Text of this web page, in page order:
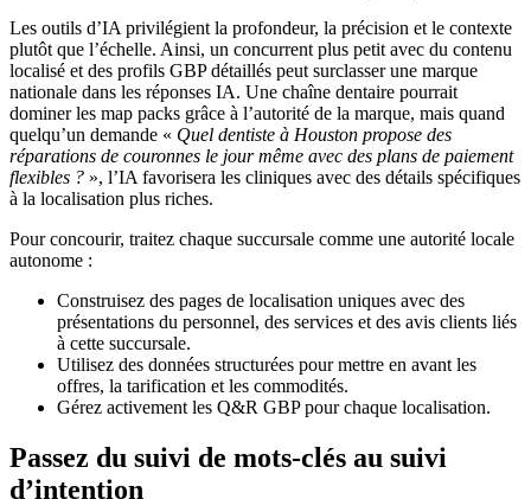
Les outils d’IA privilégient la profondeur, la précision et le contexte
plutôt que l’échelle. Ainsi, un concurrent plus petit avec du contenu
localisé et des profils GBP détaillés peut surclasser une marque
nationale dans les réponses IA. Une chaîne dentaire pourrait
dominer les map packs grâce à l’autorité de la marque, mais quand
quelqu’un demande « Quel dentiste à Houston propose des
réparations de couronnes le jour même avec des plans de paiement
flexibles ? », l’IA favorisera les cliniques avec des détails spécifiques
à la localisation plus riches.
Pour concourir, traitez chaque succursale comme une autorité locale
autonome :
Construisez des pages de localisation uniques avec des
présentations du personnel, des services et des avis clients liés
à cette succursale.
Utilisez des données structurées pour mettre en avant les
offres, la tarification et les commodités.
Gérez activement les Q&R GBP pour chaque localisation.
Passez du suivi de mots-clés au suivi
d’intention